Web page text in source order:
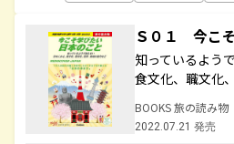
Ｓ０１ 今こ
知っているよう
食文化、職文化
BOOKS 旅の読み物
2022.07.21 発売